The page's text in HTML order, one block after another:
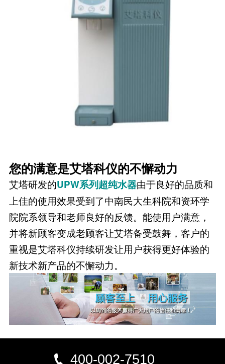
您的满意是艾塔科仪的不懈动力
艾塔研发的UPW系列超纯水器由于良好的品质和
上佳的使用效果受到了中南民大生科院和资环学
院院系领导和老师良好的反馈。能使用户满意，
并将新顾客变成老顾客让艾塔备受鼓舞，客户的
重视是艾塔科仪持续研发让用户获得更好体验的
新技术新产品的不懈动力。
400-002-7510